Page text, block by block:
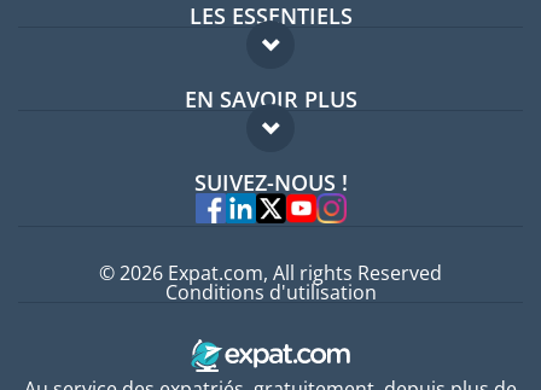
LES ESSENTIELS
Forum expatriés
Guides pays
EN SAVOIR PLUS
FAQ
Experts
SUIVEZ-NOUS !
© 2026 Expat.com, All rights Reserved
Conditions d'utilisation